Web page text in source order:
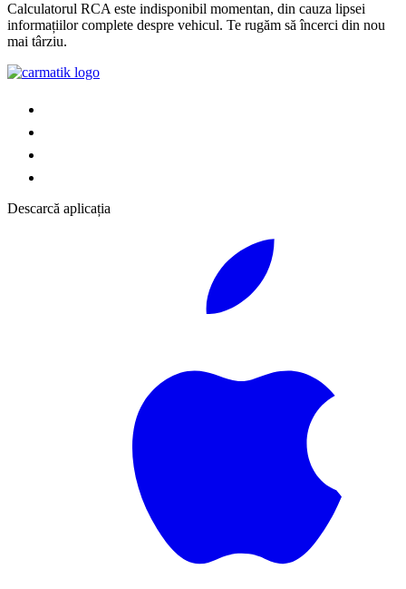
Calculatorul RCA este indisponibil momentan, din cauza lipsei
informațiilor complete despre vehicul. Te rugăm să încerci din nou
mai târziu.
Descarcă aplicația